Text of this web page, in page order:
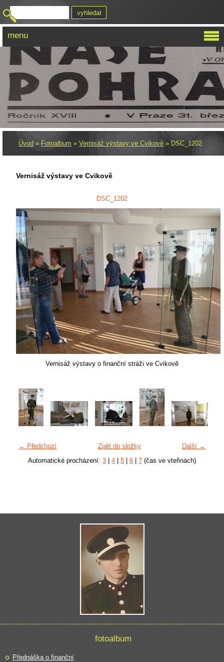
Úvod » Fotoalbum » Vernisáž výstavy ve Cvikově » DSC_1202
Vernisáž výstavy ve Cvikově
DSC_1202
Vernisáž výstavy o finanční stráži ve Cvikově
← Předchozí Další →
Zpět do složky
Automatické procházení: 3 | 4 | 5 | 6 | 7 (čas ve vteřinách)
menu
fotoalbum
Přednáška o finanční